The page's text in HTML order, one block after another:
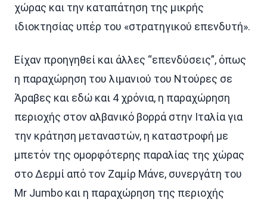
χώρας και την καταπάτηση της μικρής
ιδιοκτησίας υπέρ του «στρατηγικού επενδυτή».
Είχαν προηγηθεί και άλλες “επενδύσεις”, όπως
η παραχώρηση του λιμανιού του Ντούρες σε
Άραβες και εδώ και 4 χρόνια, η παραχώρηση
περιοχής στον αλβανικό βορρά στην Ιταλία για
την κράτηση μεταναστών, η καταστροφή με
μπετόν της ομορφότερης παραλίας της χώρας
στο Δερμί από τον Ζαμίρ Μάνε, συνεργάτη του
Μr Jumbo και η παραχώρηση της περιοχής